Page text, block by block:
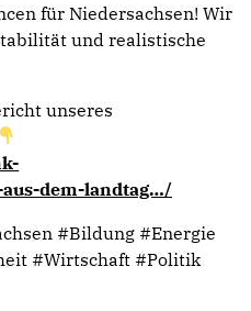
für Niedersachsen! Wir
und realistische
unseres
dem-landtag…/
#Bildung #Energie
#Wirtschaft #Politik